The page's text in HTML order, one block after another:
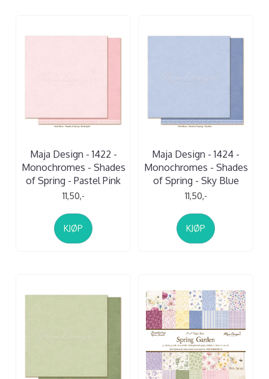
Maja Design - 1422 -
Monochromes - Shades
of Spring - Pastel Pink
11,50,-
KJØP
Maja Design - 1424 -
Monochromes - Shades
of Spring - Sky Blue
11,50,-
KJØP